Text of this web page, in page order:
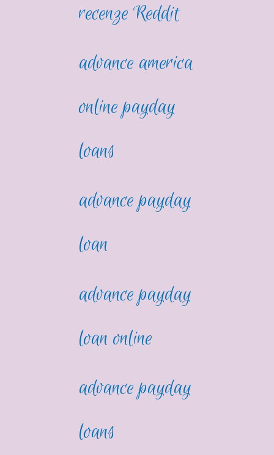
recenze Reddit
advance america
online payday
loans
advance payday
loan
advance payday
loan online
advance payday
loans